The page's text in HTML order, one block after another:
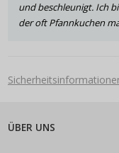
und beschleunigt. Ich
der oft Pfannkuchen
ÜBER UNS